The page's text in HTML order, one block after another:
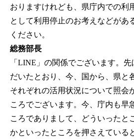
おりますけれども、県庁内での利
として利用停止のお考えなどがあ
ください。
総務部長
「LINE」の関係でございます。
だいたとおり、今、国から、県と
それぞれの活用状況について照会
ころでございます。今、庁内も早
ころでありまして、どういったと
かといったところを押さえている